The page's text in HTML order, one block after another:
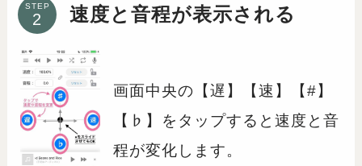
STEP 速度と音程が表示される
画面中央の【遅】【速】【#】
【♭】をタップすると速度と音
程が変化します。